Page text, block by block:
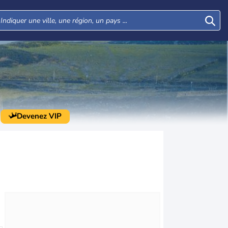
Devenez VIP